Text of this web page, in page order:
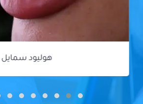
هوليود سمايل